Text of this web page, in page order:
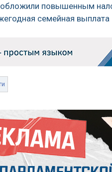
повышенным
семейная выплата